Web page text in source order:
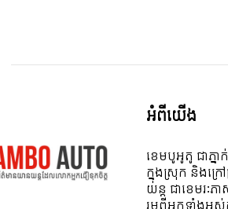
អំពី​យើង
ខេមបូអូតូ ជាភ្ន
ក្នុងស្រុក និងក្រ
យន្ត ជាខេមរៈ